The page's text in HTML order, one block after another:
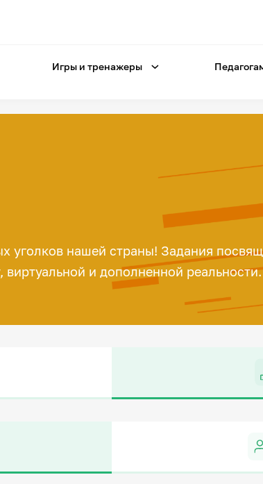
Игры и тренажеры
уголков нашей страны! Задания
виртуальной и дополненной реальности.